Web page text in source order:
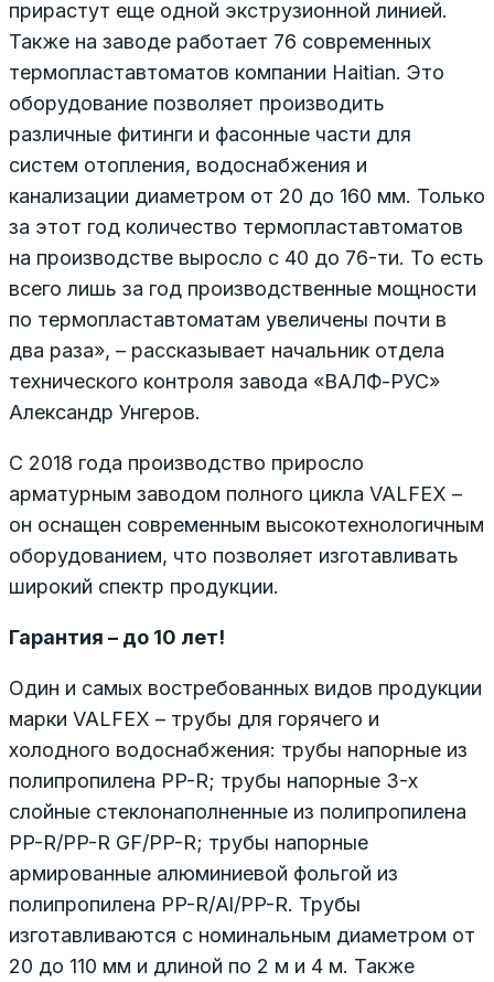
прирастут еще одной экструзионной линией.
Также на заводе работает 76 современных
термопластавтоматов компании Haitian. Это
оборудование позволяет производить
различные фитинги и фасонные части для
систем отопления, водоснабжения и
канализации диаметром от 20 до 160 мм. Только
за этот год количество термопластавтоматов
на производстве выросло с 40 до 76-ти. То есть
всего лишь за год производственные мощности
по термопластавтоматам увеличены почти в
два раза», – рассказывает начальник отдела
технического контроля завода «ВАЛФ-РУС»
Александр Унгеров.
С 2018 года производство приросло
арматурным заводом полного цикла VALFEX –
он оснащен современным высокотехнологичным
оборудованием, что позволяет изготавливать
широкий спектр продукции.
Гарантия – до 10 лет!
Один и самых востребованных видов продукции
марки VALFEX – трубы для горячего и
холодного водоснабжения: трубы напорные из
полипропилена PP-R; трубы напорные 3-х
слойные стеклонаполненные из полипропилена
PP-R/PP-R GF/PP-R; трубы напорные
армированные алюминиевой фольгой из
полипропилена PP-R/Al/PP-R. Трубы
изготавливаются с номинальным диаметром от
20 до 110 мм и длиной по 2 м и 4 м. Также